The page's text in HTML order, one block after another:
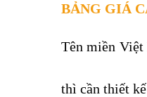
BẢNG GIÁ
Tên miền Việt
thì cần thiết